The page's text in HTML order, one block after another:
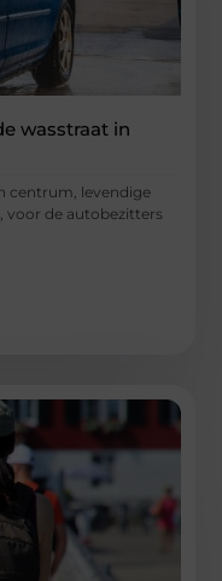
wasstraat in
centrum, levendige
voor de autobezitters